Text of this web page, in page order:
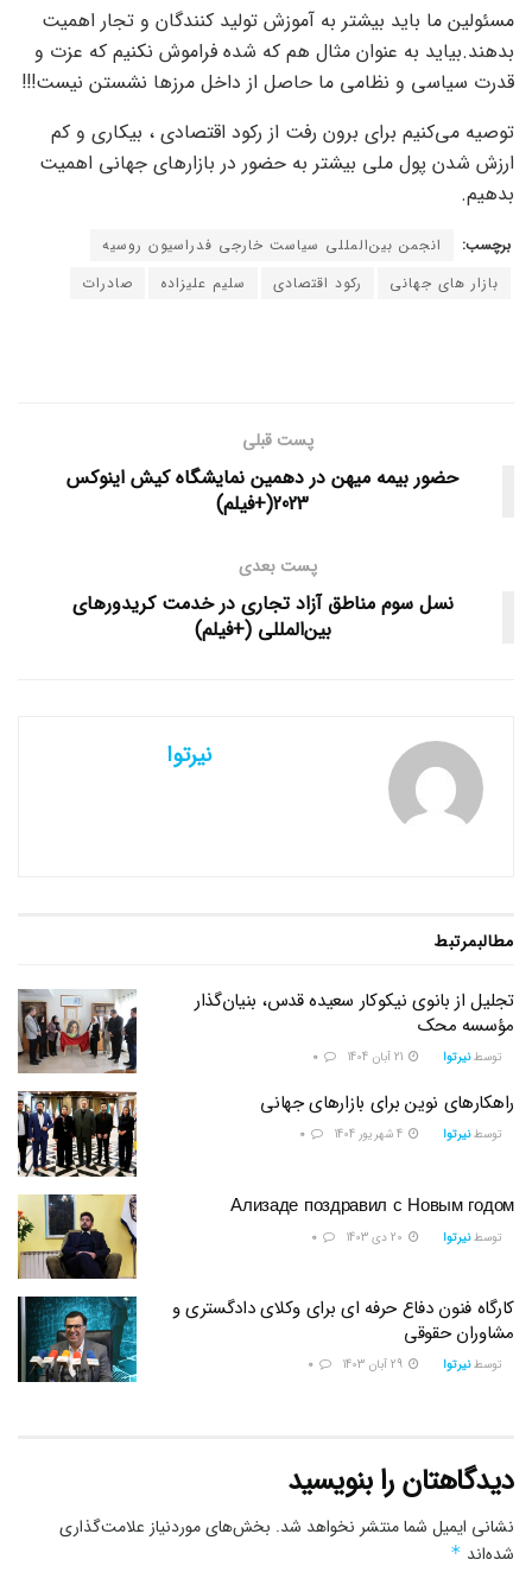
مسئولین ما باید بیشتر به آموزش تولید کنندگان و تجار اهمیت
بدهند.بیاید به عنوان مثال هم که شده فراموش نکنیم که عزت و
قدرت سیاسی و نظامی ما حاصل از داخل مرزها نشستن نیست!!!
توصیه می‌کنیم برای برون رفت از رکود اقتصادی ، بیکاری و کم
ارزش شدن پول ملی بیشتر به حضور در بازارهای جهانی اهمیت
بدهیم.
برچسب:
انجمن بین‌المللی سیاست خارجی فدراسیون روسیه
بازار های جهانی
رکود اقتصادی سلیم علیزاده صادرات
پست قبلی
حضور بیمه میهن در دهمین نمایشگاه کیش اینوکس
2023(+فیلم)
پست بعدی
نسل سوم مناطق آزاد تجاری در خدمت کریدورهای
بین‌المللی (+فیلم)
نیرتوا
مطالبمرتبط
تجلیل از بانوی نیکوکار سعیده قدس، بنیان‌گذار
مؤسسه محک
توسط نیرتوا
راهکارهای نوین برای بازارهای جهانی
توسط نیرتوا
Ализаде поздравил с Новым годом
توسط نیرتوا
کارگاه فنون دفاع حرفه ای برای وکلای دادگستری و
مشاوران حقوقی
توسط نیرتوا
دیدگاهتان را بنویسید
نشانی ایمیل شما منتشر نخواهد شد. بخش‌های موردنیاز علامت‌گذاری
شده‌اند *